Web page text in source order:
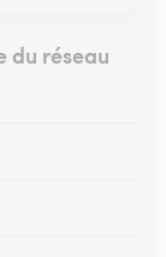
du réseau